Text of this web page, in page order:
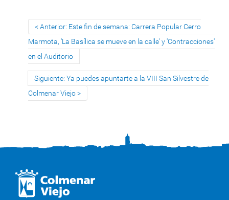
Anterior: Este fin de semana: Carrera Popular Cerro
Marmota, 'La Basílica se mueve en la calle' y 'Contracciones'
en el Auditorio
Siguiente: Ya puedes apuntarte a la VIII San Silvestre de
Colmenar Viejo